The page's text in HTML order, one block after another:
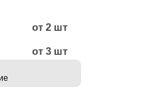
от 2 шт
от 3 шт